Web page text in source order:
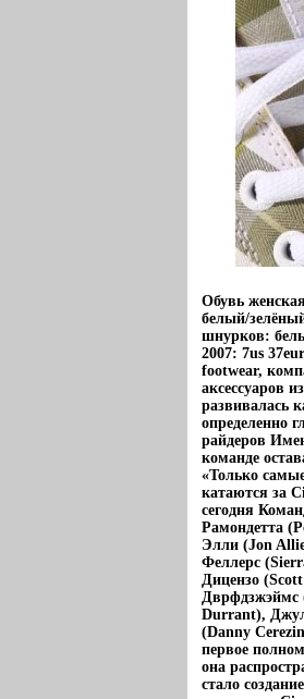
Обувь
белый/
шнурков:
2007: 7us
footwear,
аксессуаров
развивалась
определенно
райдеров
команде
«Только
катаются за
сегодня
Рамондетта
Элли (Jon
Феллерс
Дицензо
Дврфдзжэймс
Durrant),
(Danny
первое
она
стало